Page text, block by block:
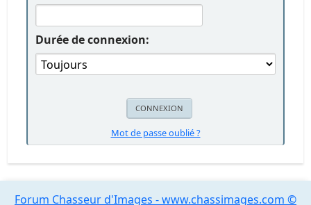
Durée de connexion:
Mot de passe oublié ?
Forum Chasseur d'Images - www.chassimages.com ©